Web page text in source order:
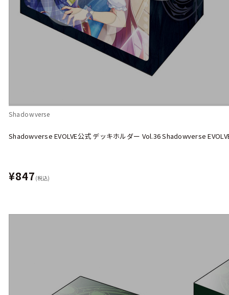
Shadowverse
Shadowverse EVOLVE公式 デッキホルダー Vol.36 Shadowverse
¥847 (税込)